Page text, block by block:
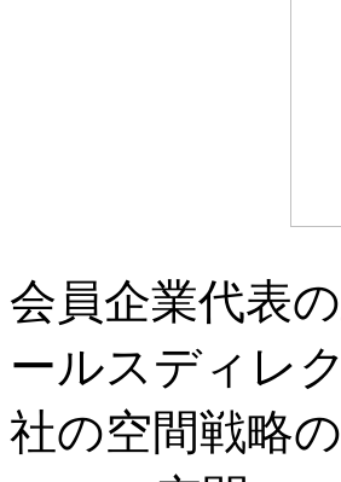
会員企業代表
ールスディレ
社の空間戦略